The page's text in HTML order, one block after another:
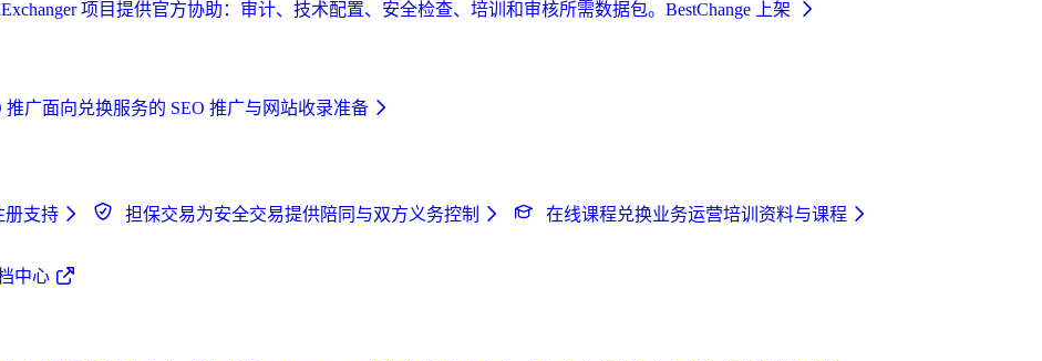
项目提供官方协助：审计、技术配置、安全检查、培训和审核所需数据包。 BestChange 上架
推广面向兑换服务的 SEO 推广与网站收录准备
册支持 担保交易为安全交易提供陪同与双方义务控制 在线课程兑换业务运营培训资料与课程
中心